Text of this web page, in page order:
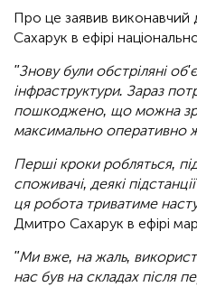
Про це заявив
Сахарук в ефірі
"Знову були обстріляні
інфраструктури. Зараз
пошкоджено, що можна
максимально оперативно
Перші кроки робляться,
споживачі, деякі
ця робота триватиме
Дмитро Сахарук в ефірі
"Ми вже, на жаль,
нас був на складах після